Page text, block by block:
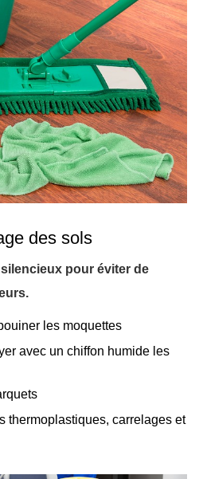
des sols
pour éviter de
les moquettes
avec un chiffon humide les
thermoplastiques, carrelages et